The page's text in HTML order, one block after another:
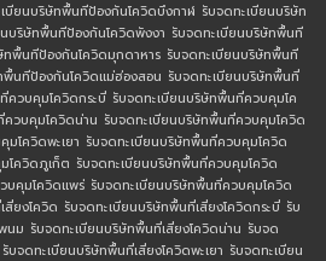
บียนบริษัทพื้นทีป้องกันโควิดบึงกาฬ รับจดทะเบียนบริษัท
นบริษัทพื้นทีป้องกันโควิดพังงา รับจดทะเบียนบริษัทพื้นที
ทพื้นทีป้องกันโควิดมุกดาหาร รับจดทะเบียนบริษัทพื้นที
พื้นทีป้องกันโควิดแม่ฮ่องสอน รับจดทะเบียนบริษัทพื้นที่
ควบคุมโควิดกระบี่ รับจดทะเบียนบริษัทพื้นที่ควบคุมโค
วบคุมโควิดน่าน รับจดทะเบียนบริษัทพื้นที่ควบคุมโควิด
โควิดพะเยา รับจดทะเบียนบริษัทพื้นที่ควบคุมโควิด
โควิดภูเก็ต รับจดทะเบียนบริษัทพื้นที่ควบคุมโควิด
บคุมโควิดแพร่ รับจดทะเบียนบริษัทพื้นที่ควบคุมโควิด
สี่ยงโควิด รับจดทะเบียนบริษัทพื้นที่เสี่ยงโควิดกระบี่ รับ
นม รับจดทะเบียนบริษัทพื้นที่เสี่ยงโควิดน่าน รับจด
รับจดทะเบียนบริษัทพื้นที่เสี่ยงโควิดพะเยา รับจดทะเบียน